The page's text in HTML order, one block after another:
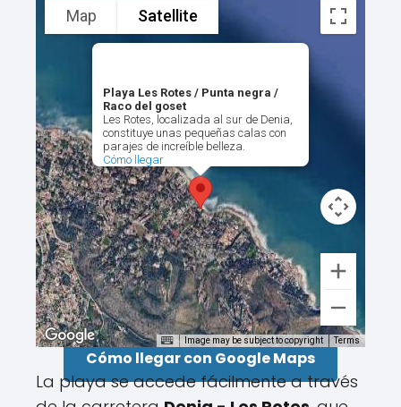
Playa Les Rotes / Punta negra /
Raco del goset
Les Rotes, localizada al sur de Denia,
constituye unas pequeñas calas con
parajes de increíble belleza.
Cómo llegar
Map Satellite
Image may be subject to copyright Terms
Cómo llegar con Google Maps
La playa se accede fácilmente a través